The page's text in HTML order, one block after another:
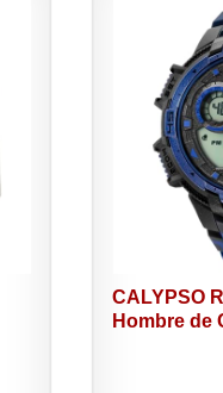
CALYPSO
Hombre de